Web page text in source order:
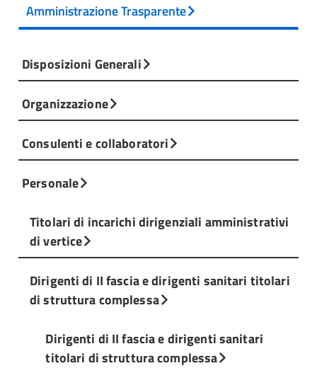
Amministrazione Trasparente
Disposizioni Generali
Organizzazione
Consulenti e collaboratori
Personale
Titolari di incarichi dirigenziali amministrativi
di vertice
Dirigenti di II fascia e dirigenti sanitari titolari
di struttura complessa
Dirigenti di II fascia e dirigenti sanitari
titolari di struttura complessa